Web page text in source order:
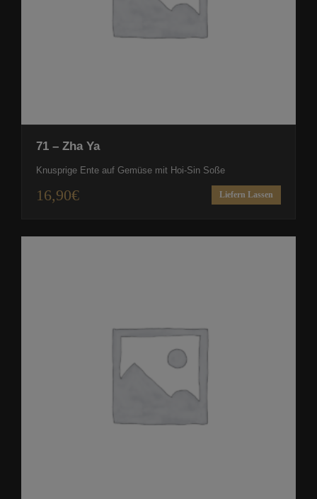
71 – Zha Ya
Knusprige Ente auf Gemüse mit Hoi-Sin Soße
16,90€ Liefern Lassen